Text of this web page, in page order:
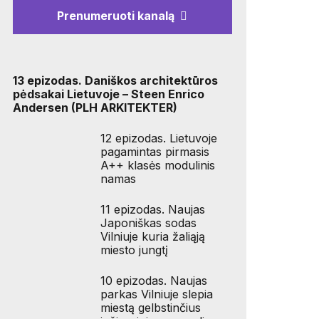
Prenumeruoti kanalą
13 epizodas. Daniškos architektūros
pėdsakai Lietuvoje – Steen Enrico
Andersen (PLH ARKITEKTER)
12 epizodas. Lietuvoje
pagamintas pirmasis
A++ klasės modulinis
namas
11 epizodas. Naujas
Japoniškas sodas
Vilniuje kuria žaliąją
miesto jungtį
10 epizodas. Naujas
parkas Vilniuje slepia
miestą gelbstinčius